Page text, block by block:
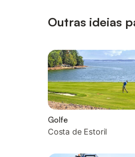
Outras ideias
Golfe
Costa de Estoril